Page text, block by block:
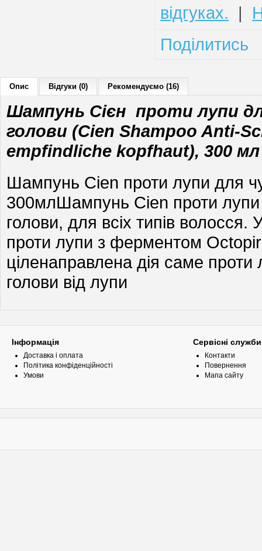
відгуках. |
Поділитись
Опис Відгуки (0) Рекомендуємо (16)
Шампунь Сієн проти лупи
голови (Cien Shampoo Anti-
empfindliche kopfhaut), 300 мл
Шампунь Cien проти лупи для
300млШампунь Cien проти лупи
голови, для всіх типів
проти лупи з ферментом
ціленаправлена дія саме
голови від лупи
Інформація
Доставка і оплата
Політика конфіденційності
Умови
Сервісні служби
Контакти
Повернення
Мапа сайту